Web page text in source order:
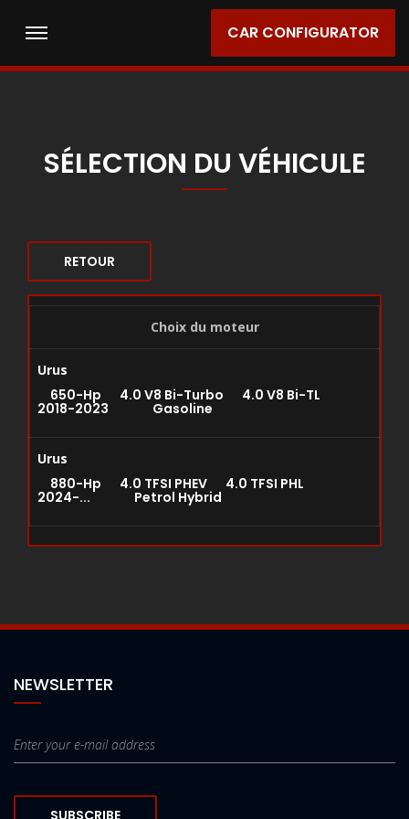
CAR CONFIGURATOR
SÉLECTION DU VÉHICULE
RETOUR
Choix du moteur
Urus
650-Hp 4.0 V8 Bi-Turbo 4.0 V8 Bi-TL
2018-2023 Gasoline
Urus
880-Hp 4.0 TFSI PHEV 4.0 TFSI PHL
2024-... Petrol Hybrid
NEWSLETTER
SUBSCRIBE